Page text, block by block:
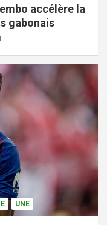
accélère la
gabonais
UNE